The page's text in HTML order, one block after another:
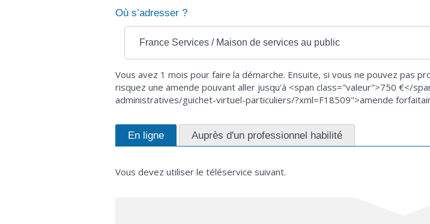
Où s’adresser ?
France Services / Maison de services au public
Vous avez 1 mois pour faire la démarche. Ensuite, si vous ne pouvez pas
risquez une amende pouvant aller jusqu'à <span class="valeur">750 €</
administratives/guichet-virtuel-particuliers/?xml=F18509">amende
En ligne Auprès d'un professionnel habilité
Vous devez utiliser le téléservice suivant.